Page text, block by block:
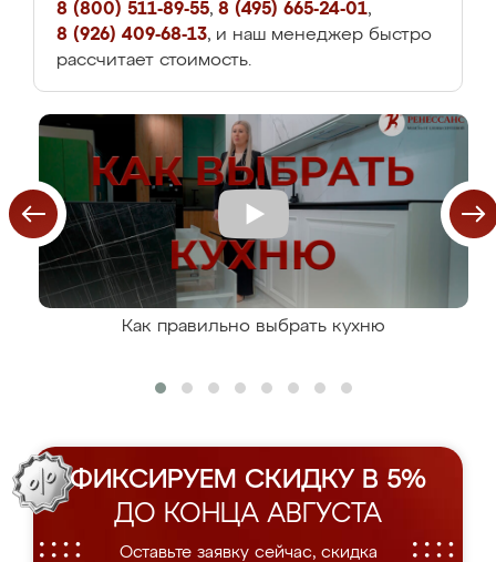
8 (800) 511-89-55, 8 (495) 665-24-01,
8 (926) 409-68-13, и наш менеджер быстро
рассчитает стоимость.
Как правильно выбрать кухню
ФИКСИРУЕМ СКИДКУ В 5%
ДО КОНЦА АВГУСТА
Оставьте заявку сейчас, скидка